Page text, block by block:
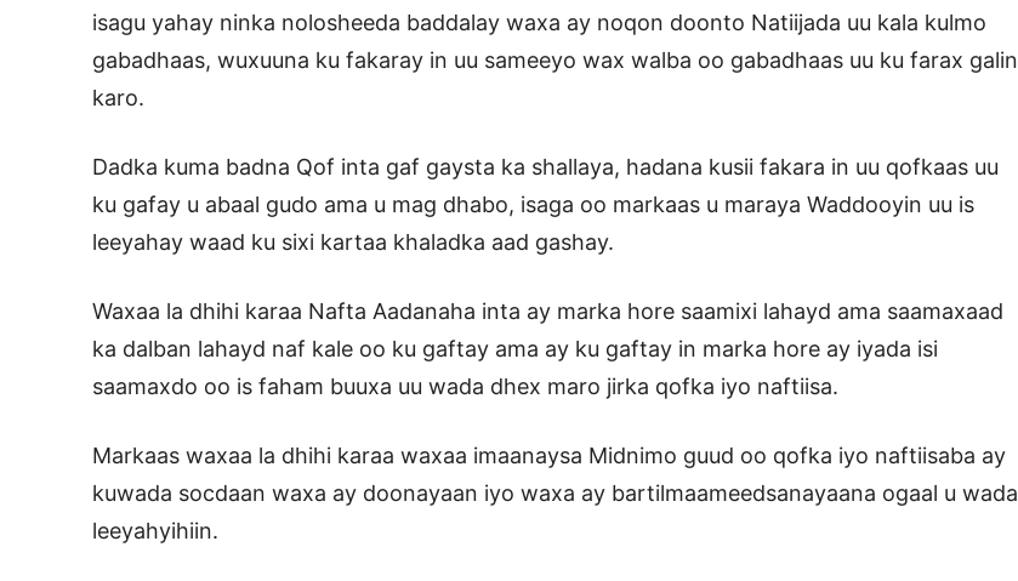
isagu yahay ninka nolosheeda baddalay waxa ay noqon doonto Natiijada uu kala kulmo
gabadhaas, wuxuuna ku fakaray in uu sameeyo wax walba oo gabadhaas uu ku farax galin
karo.
Dadka kuma badna Qof inta gaf gaysta ka shallaya, hadana kusii fakara in uu qofkaas uu
ku gafay u abaal gudo ama u mag dhabo, isaga oo markaas u maraya Waddooyin uu is
leeyahay waad ku sixi kartaa khaladka aad gashay.
Waxaa la dhihi karaa Nafta Aadanaha inta ay marka hore saamixi lahayd ama saamaxaad
ka dalban lahayd naf kale oo ku gaftay ama ay ku gaftay in marka hore ay iyada isi
saamaxdo oo is faham buuxa uu wada dhex maro jirka qofka iyo naftiisa.
Markaas waxaa la dhihi karaa waxaa imaanaysa Midnimo guud oo qofka iyo naftiisaba ay
kuwada socdaan waxa ay doonayaan iyo waxa ay bartilmaameedsanayaana ogaal u wada
leeyahyihiin.